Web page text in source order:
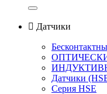
 Датчики
Датчики
Серия HSE